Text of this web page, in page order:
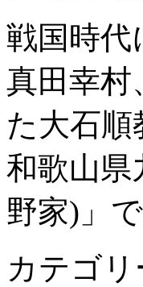
戦国時代
真田幸村
た大石
和歌山県
野家)」
カテゴリ